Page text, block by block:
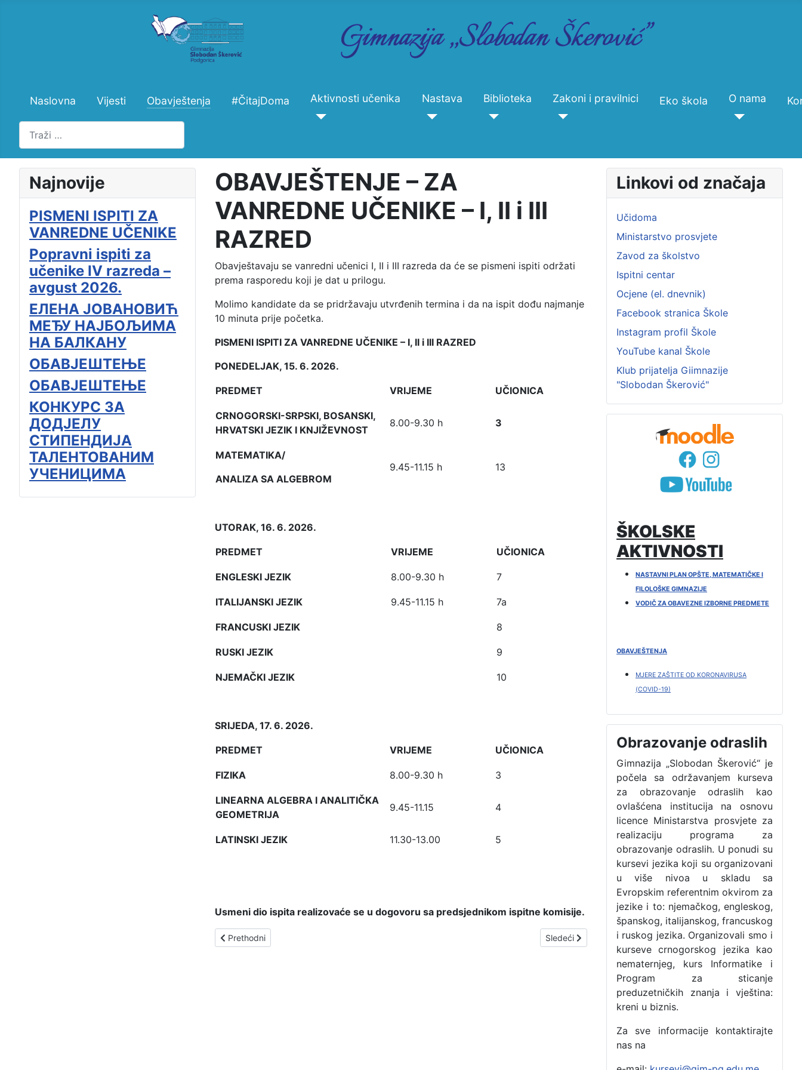
Naslovna Vijesti Obavještenja #ČitajDoma Aktivnosti učenika Nastava Biblioteka Zakoni i pravilnici Eko škola O nama
Pretraži
Najnovije
PISMENI ISPITI ZA
VANREDNE UČENIKE
Popravni ispiti za
učenike IV razreda –
avgust 2026.
ЕЛЕНА ЈОВАНОВИЋ
МЕЂУ НАЈБОЉИМА
НА БАЛКАНУ
ОБАВЈЕШТЕЊЕ
ОБАВЈЕШТЕЊЕ
КОНКУРС ЗА
ДОДЈЕЛУ
СТИПЕНДИЈА
ТАЛЕНТОВАНИМ
УЧЕНИЦИМА
OBAVJEŠTENJE – ZA
VANREDNE UČENIKE – I, II i III
RAZRED
Obavještavaju se vanredni učenici I, II i III razreda da će se pismeni ispiti održati
prema rasporedu koji je dat u prilogu.
Molimo kandidate da se pridržavaju utvrđenih termina i da na ispit dođu najmanje
10 minuta prije početka.
PISMENI ISPITI ZA VANREDNE UČENIKE – I, II i III RAZRED
PONEDELJAK, 15. 6. 2026.
PREDMET VRIJEME UČIONICA
CRNOGORSKI-SRPSKI, BOSANSKI,
HRVATSKI JEZIK I KNJIŽEVNOST
8.00-9.30 h 3
MATEMATIKA/
ANALIZA SA ALGEBROM
9.45-11.15 h 13
UTORAK, 16. 6. 2026.
PREDMET VRIJEME UČIONICA
ENGLESKI JEZIK 8.00-9.30 h 7
ITALIJANSKI JEZIK 9.45-11.15 h 7a
FRANCUSKI JEZIK 8
RUSKI JEZIK 9
NJEMAČKI JEZIK 10
SRIJEDA, 17. 6. 2026.
PREDMET VRIJEME UČIONICA
FIZIKA 8.00-9.30 h 3
LINEARNA ALGEBRA I ANALITIČKA
GEOMETRIJA
9.45-11.15 4
LATINSKI JEZIK 11.30-13.00 5
Usmeni dio ispita realizovaće se u dogovoru sa predsjednikom ispitne komisije.
Prethodni članak: OBAVJEŠTENJE
Prethodni Sledeći članak: OBAVJEŠTENjE
Sledeći
Linkovi od značaja
Učidoma
Ministarstvo prosvjete
Zavod za školstvo
Ispitni centar
Ocjene (el. dnevnik)
Facebook stranica Škole
Instagram profil Škole
YouTube kanal Škole
Klub prijatelja Giimnazije
"Slobodan Škerović"
ŠKOLSKE
AKTIVNOSTI
NASTAVNI PLAN OPŠTE, MATEMATIČKE I
FILOLOŠKE GIMNAZIJE
VODIČ ZA OBAVEZNE IZBORNE PREDMETE
OBAVJEŠTENJA
MJERE ZAŠTITE OD KORONAVIRUSA
(COVID-19)
Obrazovanje odraslih
Gimnazija „Slobodan Škerović“ je
počela sa održavanjem kurseva
za obrazovanje odraslih kao
ovlašćena institucija na osnovu
licence Ministarstva prosvjete za
realizaciju programa za
obrazovanje odraslih. U ponudi su
kursevi jezika koji su organizovani
u više nivoa u skladu sa
Evropskim referentnim okvirom za
jezike i to: njemačkog, engleskog,
španskog, italijanskog, francuskog
i ruskog jezika. Organizovali smo i
kurseve crnogorskog jezika kao
nematernjeg, kurs Informatike i
Program za sticanje
preduzetničkih znanja i vještina:
kreni u biznis.
Za sve informacije kontaktirajte
nas na